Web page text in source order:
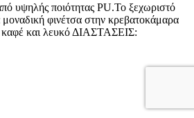
υψηλής ποιότητας PU.Το ξεχωριστό
μοναδική φινέτσα στην κρεβατοκάμαρα
καφέ και λευκό ΔΙΑΣΤΑΣΕΙΣ: